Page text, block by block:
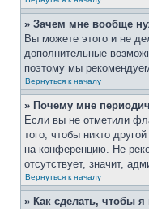
» Зачем мне вообще
Вы можете этого и не
дополнительные
поэтому мы
Вернуться к началу
» Почему мне
Если вы не отметили
того, чтобы никто
на конференцию. Не
отсутствует, значит,
Вернуться к началу
» Как сделать, чтобы